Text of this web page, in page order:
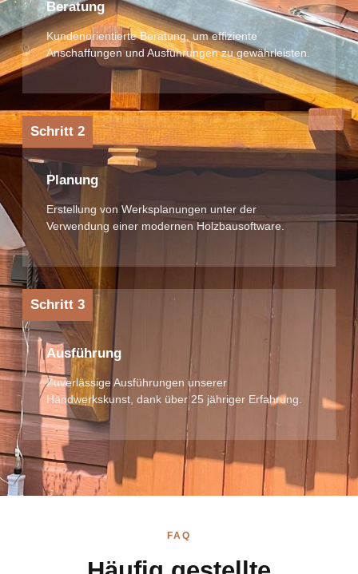
Beratung
Kundenorientierte Beratung, um effiziente
Anschaffungen und Ausführungen zu gewährleisten.
Planung
Erstellung von Werksplanungen unter der
Verwendung einer modernen Holzbausoftware.
Schritt 2
Ausführung
Zuverlässige Ausführungen unserer
Handwerkskunst, dank über 25 jähriger Erfahrung.
Schritt 3
FAQ